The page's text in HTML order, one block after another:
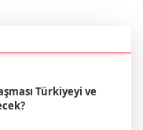
Türkiyeyi ve